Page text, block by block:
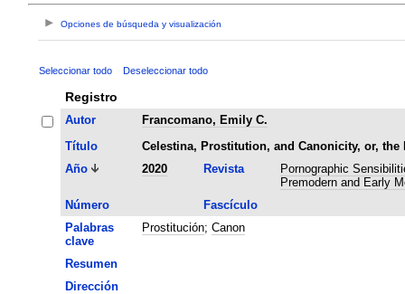
Opciones de búsqueda y visualización
Seleccionar todo Deseleccionar todo
Registro
Autor
Francomano, Emily C.
Título
Celestina, Prostitution, and Canonicity, or, the
Año
2020 Revista
Pornographic
Premodern and Early
Número
Fascículo
Palabras
clave
Prostitución; Canon
Resumen
Dirección